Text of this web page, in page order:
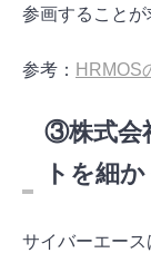
参画することが
参考： HRMOS
③株式会
トを細
サイバーエー